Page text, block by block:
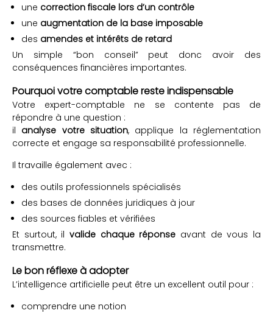
une correction fiscale lors d’un contrôle
une augmentation de la base imposable
des amendes et intérêts de retard
Un simple “bon conseil” peut donc avoir des
conséquences financières importantes.
Pourquoi votre comptable reste indispensable
Votre expert-comptable ne se contente pas de
répondre à une question :
il analyse votre situation, applique la réglementation
correcte et engage sa responsabilité professionnelle.
Il travaille également avec :
des outils professionnels spécialisés
des bases de données juridiques à jour
des sources fiables et vérifiées
Et surtout, il valide chaque réponse avant de vous la
transmettre.
Le bon réflexe à adopter
L’intelligence artificielle peut être un excellent outil pour :
comprendre une notion